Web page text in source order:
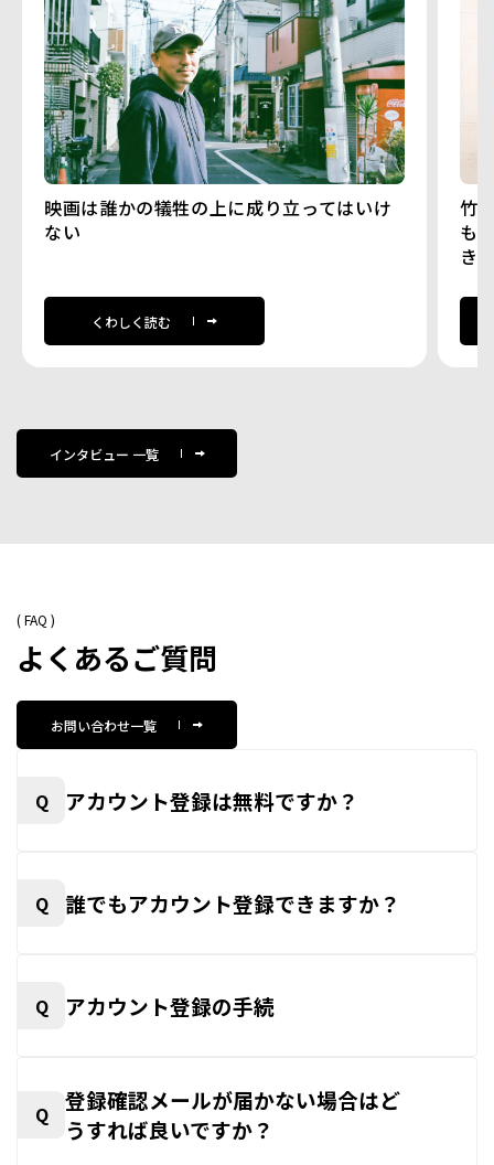
映画は誰かの犠牲の上に成り立ってはいけ
ない
くわしく読む
竹
も
き
インタビュー 一覧
( FAQ )
よくあるご質問
お問い合わせ一覧
Q アカウント登録は無料ですか？
Q 誰でもアカウント登録できますか？
Q アカウント登録の手続
Q
登録確認メールが届かない場合はど
うすれば良いですか？